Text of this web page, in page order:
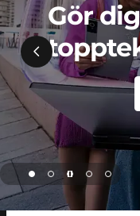
e
r
i
g
e
-
Gör